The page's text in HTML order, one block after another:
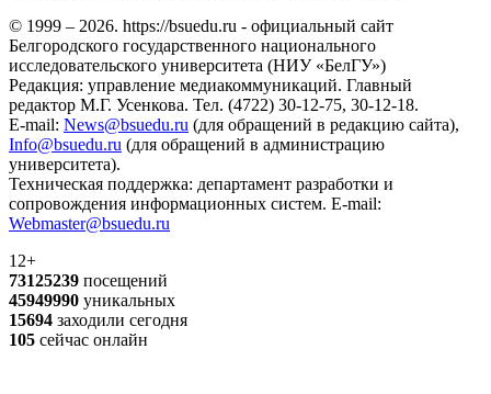
© 1999 – 2026. https://bsuedu.ru - официальный сайт
Белгородского государственного национального
исследовательского университета (НИУ «БелГУ»)
Редакция: управление медиакоммуникаций. Главный
редактор М.Г. Усенкова. Тел. (4722) 30-12-75, 30-12-18.
E-mail: News@bsuedu.ru (для обращений в редакцию сайта),
Info@bsuedu.ru (для обращений в администрацию
университета).
Техническая поддержка: департамент разработки и
сопровождения информационных систем. E-mail:
Webmaster@bsuedu.ru
12+
73125239 посещений
45949990 уникальных
15694 заходили сегодня
105 сейчас онлайн